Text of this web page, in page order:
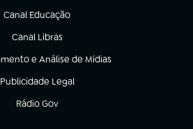
Canal Educação
(abre em nova aba)
Canal Libras
(abre em nova aba)
e Análise de Mídias
aba)
Publicidade Legal
(abre em nova aba)
Rádio Gov
(abre em nova aba)